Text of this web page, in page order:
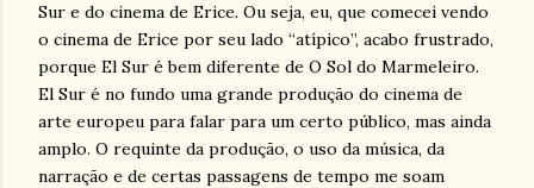
Sur e do cinema de Erice. Ou seja, eu, que comecei vendo
o cinema de Erice por seu lado “atípico”, acabo frustrado,
porque El Sur é bem diferente de O Sol do Marmeleiro.
El Sur é no fundo uma grande produção do cinema de
arte europeu para falar para um certo público, mas ainda
amplo. O requinte da produção, o uso da música, da
narração e de certas passagens de tempo me soam